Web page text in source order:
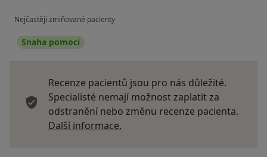
Nejčastěji zmiňované pacienty
Snaha pomoci
Recenze pacientů jsou pro nás důležité.
Specialisté nemají možnost zaplatit za
odstranění nebo změnu recenze pacienta.
Další informace.